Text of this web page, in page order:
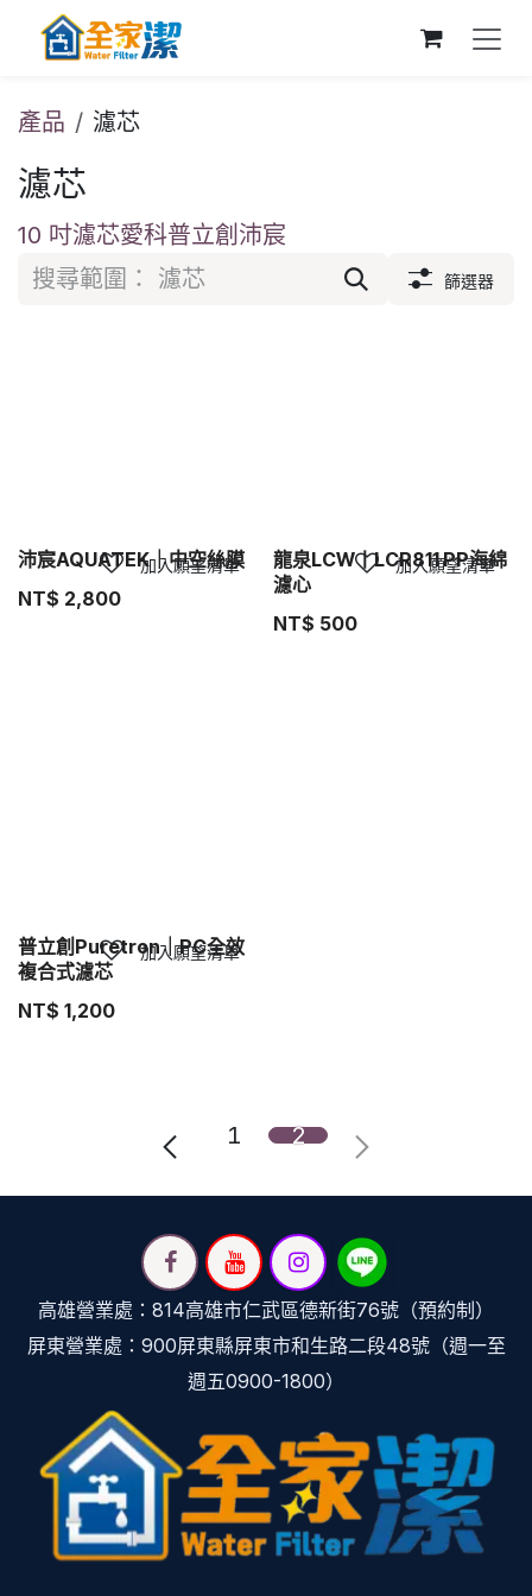
跳至內容
產品 濾芯
濾芯
10 吋濾芯愛科普立創 沛宸
篩選器
沛宸AQUATEK｜中空絲膜
NT$ 2,800
加入願望清單
龍泉LCW丨LCR811 PP海綿
濾心
NT$ 500
加入願望清單
普立創Puretron｜PC全效
複合式濾芯
NT$ 1,200
加入願望清單
1 2
高雄營業處：814高雄市仁武區德新街76號（預約制）
屏東營業處：900屏東縣屏東市和生路二段48號（週一至
週五0900-1800）